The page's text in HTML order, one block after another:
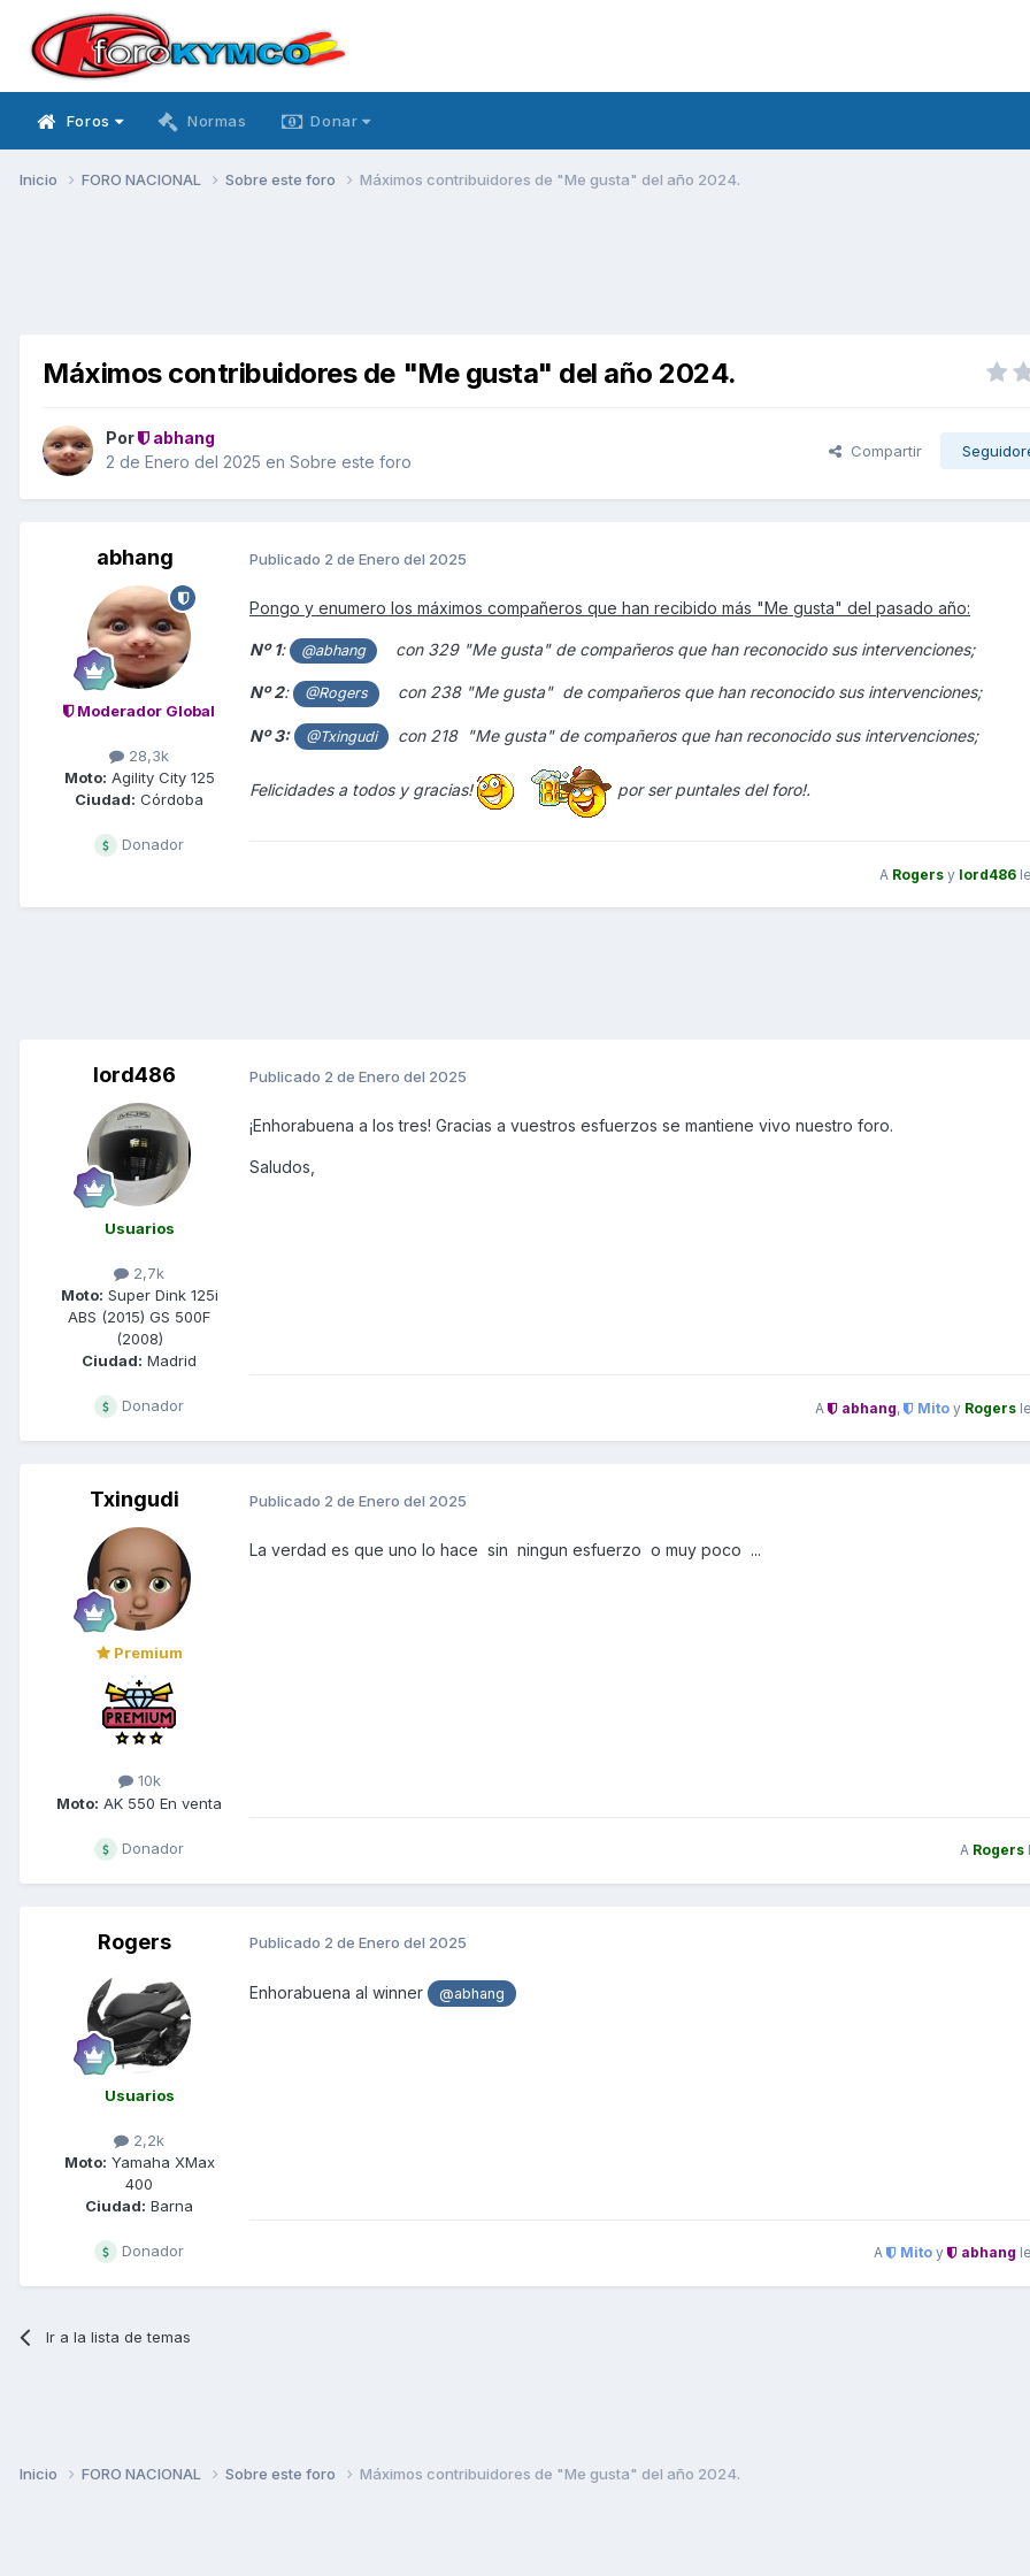
Foros Normas Donar
Inicio FORO NACIONAL Sobre este foro Máximos contribuidores de "Me gusta" del año 2024.
Máximos contribuidores de "Me gusta" del año 2024.
Por
abhang
2 de Enero del 2025 en Sobre este foro
Compartir
abhang
Moderador Global
28,3k
Moto: Agility City 125
Ciudad: Córdoba
Donador
Publicado 2 de Enero del 2025
Pongo y enumero los máximos compañeros que han recibido más "Me gusta" del pasado año:
Nº 1: @abhang con 329 "Me gusta" de compañeros que han reconocido sus intervenciones;
Nº 2: @Rogers con 238 "Me gusta" de compañeros que han reconocido sus intervenciones;
Nº 3: @Txingudi con 218 "Me gusta" de compañeros que han reconocido sus intervenciones;
Felicidades a todos y gracias! por ser puntales del foro!.
A Rogers y lord486
lord486
Usuarios
2,7k
Moto: Super Dink 125i
ABS (2015) GS 500F
(2008)
Ciudad: Madrid
Donador
Publicado 2 de Enero del 2025
¡Enhorabuena a los tres! Gracias a vuestros esfuerzos se mantiene vivo nuestro foro.
Saludos,
A abhang, Mito y Rogers
Txingudi
Premium
10k
Moto: AK 550 En venta
Donador
Publicado 2 de Enero del 2025
La verdad es que uno lo hace sin ningun esfuerzo o muy poco ...
A Rogers
Rogers
Usuarios
2,2k
Moto: Yamaha XMax
400
Ciudad: Barna
Donador
Publicado 2 de Enero del 2025
Enhorabuena al winner @abhang
A Mito y abhang
Ir a la lista de temas
Inicio FORO NACIONAL Sobre este foro Máximos contribuidores de "Me gusta" del año 2024.